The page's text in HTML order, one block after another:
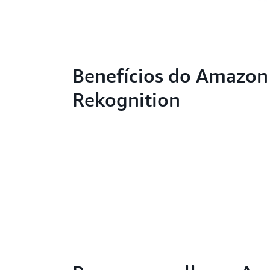
Benefícios do Amazon
Rekognition